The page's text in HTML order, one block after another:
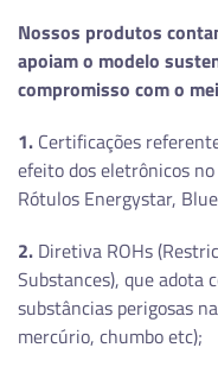
Conectividade
Sim
Dual-band Wi-Fi® ,
Produtividade
Ciclo de trabalho
Até 50.000 páginas
Nossos produtos
apoiam o modelo
compromisso com o
1. Certificações
efeito dos eletrônicos
Rótulos Energystar,
2. Diretiva ROHs
Substances), que adota
substâncias perigosas
mercúrio, chumbo etc);